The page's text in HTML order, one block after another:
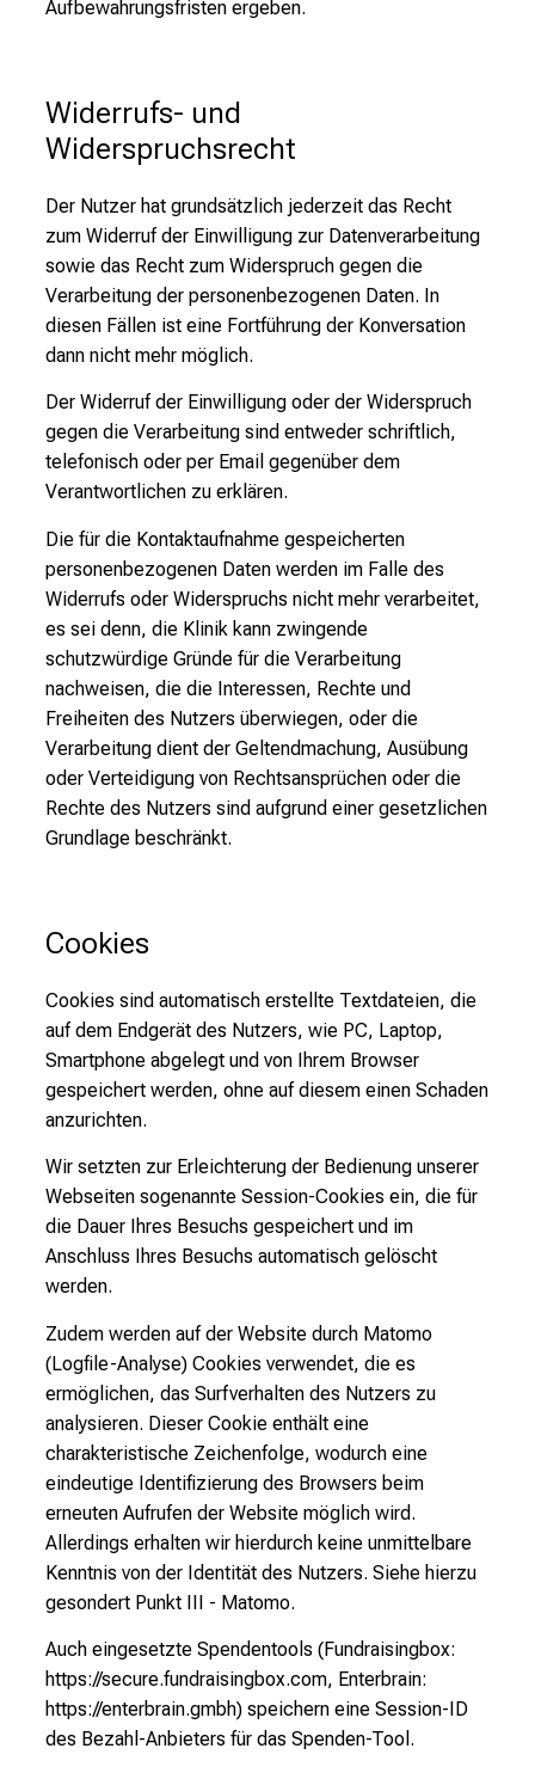
Aufbewahrungsfristen ergeben.
Widerrufs- und
Widerspruchsrecht
Der Nutzer hat grundsätzlich jederzeit das Recht
zum Widerruf der Einwilligung zur Datenverarbeitung
sowie das Recht zum Widerspruch gegen die
Verarbeitung der personenbezogenen Daten. In
diesen Fällen ist eine Fortführung der Konversation
dann nicht mehr möglich.
Der Widerruf der Einwilligung oder der Widerspruch
gegen die Verarbeitung sind entweder schriftlich,
telefonisch oder per Email gegenüber dem
Verantwortlichen zu erklären.
Die für die Kontaktaufnahme gespeicherten
personenbezogenen Daten werden im Falle des
Widerrufs oder Widerspruchs nicht mehr verarbeitet,
es sei denn, die Klinik kann zwingende
schutzwürdige Gründe für die Verarbeitung
nachweisen, die die Interessen, Rechte und
Freiheiten des Nutzers überwiegen, oder die
Verarbeitung dient der Geltendmachung, Ausübung
oder Verteidigung von Rechtsansprüchen oder die
Rechte des Nutzers sind aufgrund einer gesetzlichen
Grundlage beschränkt.
Cookies
Cookies sind automatisch erstellte Textdateien, die
auf dem Endgerät des Nutzers, wie PC, Laptop,
Smartphone abgelegt und von Ihrem Browser
gespeichert werden, ohne auf diesem einen Schaden
anzurichten.
Wir setzten zur Erleichterung der Bedienung unserer
Webseiten sogenannte Session-Cookies ein, die für
die Dauer Ihres Besuchs gespeichert und im
Anschluss Ihres Besuchs automatisch gelöscht
werden.
Zudem werden auf der Website durch Matomo
(Logfile-Analyse) Cookies verwendet, die es
ermöglichen, das Surfverhalten des Nutzers zu
analysieren. Dieser Cookie enthält eine
charakteristische Zeichenfolge, wodurch eine
eindeutige Identifizierung des Browsers beim
erneuten Aufrufen der Website möglich wird.
Allerdings erhalten wir hierdurch keine unmittelbare
Kenntnis von der Identität des Nutzers. Siehe hierzu
gesondert Punkt III - Matomo.
Auch eingesetzte Spendentools (Fundraisingbox:
https://secure.fundraisingbox.com, Enterbrain:
https://enterbrain.gmbh) speichern eine Session-ID
des Bezahl-Anbieters für das Spenden-Tool.